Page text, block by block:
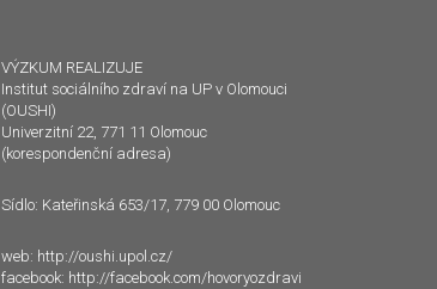
VÝZKUM REALIZUJE
Institut sociálního zdraví na UP v Olomouci
(OUSHI)
Univerzitní 22, 771 11 Olomouc
(korespondenční adresa)
Sídlo: Kateřinská 653/17, 779 00 Olomouc
web: http://oushi.upol.cz/
facebook: http://facebook.com/hovoryozdravi